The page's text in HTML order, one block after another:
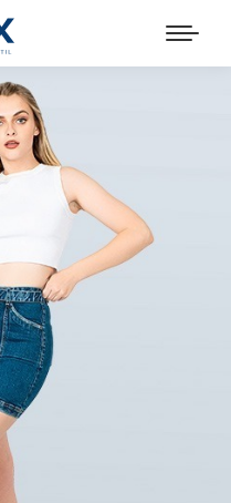
de desarrollar y
y profesionales,
y con el respaldo
cinco décadas en el
tus datos en el
contigo a la
MÁS
noticias, novedades y
textil.